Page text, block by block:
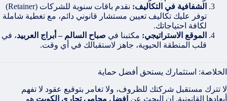
الشفافية في التكاليف:
نقدم باقات سنوية للشركات (Retainer)
توفر عليك تكاليف تعيين مستشار قانوني دائم، مع تغطية شاملة
لكافة احتياجاتك.
الموقع الاستراتيجي: مكتبنا في صباح السالم – أبراج العربيد، في
قلب المنطقة الحيوية، جاهز لاستقبالك في أي وقت.
الخلاصة: استثمارك يستحق أفضل حماية
لا تترك مستقبل شركتك للظروف، ولا تغامر بتوقيع عقود لا تفهم
أبعادها القانونية. إن البحث عن افضل محامي تجاري الكويت هو